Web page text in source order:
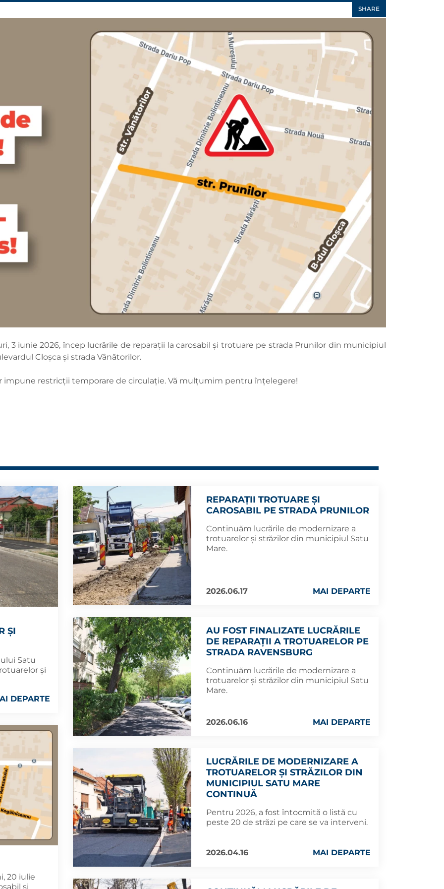
SHARE
3 iunie 2026, încep lucrările de reparații la carosabil și trotuare pe strada Prunilor din municipiul
Cloșca și strada Vânătorilor.
impune restricții temporare de circulație. Vă mulțumim pentru înțelegere!
ȘI
Satu
și
DEPARTE
20 iulie
și
REPARAȚII TROTUARE ȘI
CAROSABIL PE STRADA PRUNILOR
Continuăm lucrările de modernizare a
trotuarelor și străzilor din municipiul Satu
Mare.
2026.06.17 MAI DEPARTE
AU FOST FINALIZATE LUCRĂRILE
DE REPARAȚII A TROTUARELOR PE
STRADA RAVENSBURG
Continuăm lucrările de modernizare a
trotuarelor și străzilor din municipiul Satu
Mare.
2026.06.16 MAI DEPARTE
LUCRĂRILE DE MODERNIZARE A
TROTUARELOR ȘI STRĂZILOR DIN
MUNICIPIUL SATU MARE
CONTINUĂ
Pentru 2026, a fost întocmită o listă cu
peste 20 de străzi pe care se va interveni.
2026.04.16 MAI DEPARTE